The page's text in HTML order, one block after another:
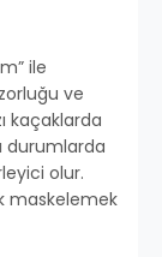
ile
ve
kaçaklarda
durumlarda
olur.
maskelemek